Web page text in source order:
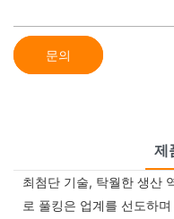
문의
제
최첨단 기술, 탁월한 생산
로 풀킹은 업계를 선도하